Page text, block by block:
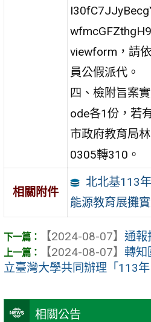
相關公告
viewform，請
員公假派代。
四、檢附旨案
ode各1份，若
市政府教育局
0305轉310。
相關附件
北北基113
能源教育展攤
【2024-08-07】 通報
【2024-08-07】 轉知
立臺灣大學共同辦理「113